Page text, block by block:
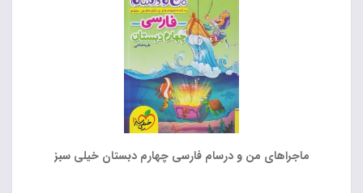
ماجراهای من و درسام فارسی چهارم دبستان خیلی سبز